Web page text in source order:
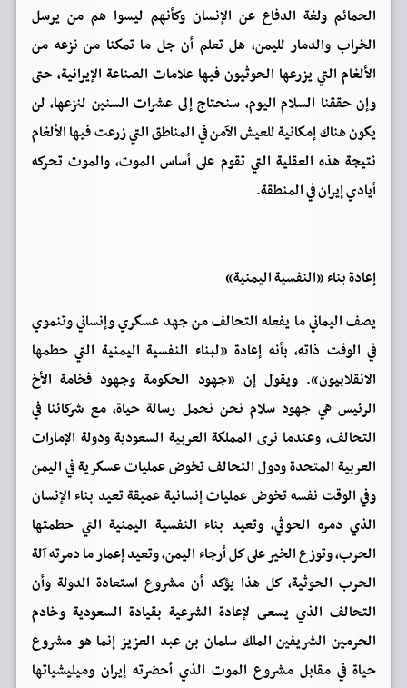
الحمائم ولغة الدفاع عن الإنسان وكأنهم ليسوا هم من يرسل
الخراب والدمار لليمن، هل تعلم أن جل ما تمكنا من نزعه من
الألغام التي يزرعها الحوثيون فيها علامات الصناعة الإيرانية، حتى
وإن حققنا السلام اليوم، سنحتاج إلى عشرات السنين لنزعها، لن
يكون هناك إمكانية للعيش الآمن في المناطق التي زرعت فيها الألغام
نتيجة هذه العقلية التي تقوم على أساس الموت، والموت تحركه
أيادي إيران في المنطقة.
إعادة بناء «النفسية اليمنية»
يصف اليماني ما يفعله التحالف من جهد عسكري وإنساني وتنموي
في الوقت ذاته، بأنه إعادة «لبناء النفسية اليمنية التي حطمها
الانقلابيون». ويقول إن «جهود الحكومة وجهود فخامة الأخ
الرئيس هي جهود سلام نحن نحمل رسالة حياة، مع شركائنا في
التحالف، وعندما نرى المملكة العربية السعودية ودولة الإمارات
العربية المتحدة ودول التحالف تخوض عمليات عسكرية في اليمن
وفي الوقت نفسه تخوض عمليات إنسانية عميقة تعيد بناء الإنسان
الذي دمره الحوثي، وتعيد بناء النفسية اليمنية التي حطمتها
الحرب، وتوزع الخير على كل أرجاء اليمن، وتعيد إعمار ما دمرته آلة
الحرب الحوثية، كل هذا يؤكد أن مشروع استعادة الدولة وأن
التحالف الذي يسعى لإعادة الشرعية بقيادة السعودية وخادم
الحرمين الشريفين الملك سلمان بن عبد العزيز إنما هو مشروع
حياة في مقابل مشروع الموت الذي أحضرته إيران وميليشياتها